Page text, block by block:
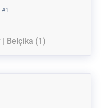
| Belçika (1)